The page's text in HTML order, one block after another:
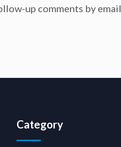
up comments by email.
Category